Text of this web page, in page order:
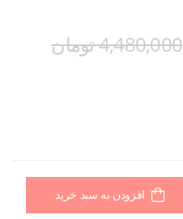
4,480,000 تومان
افزودن به سبد خرید